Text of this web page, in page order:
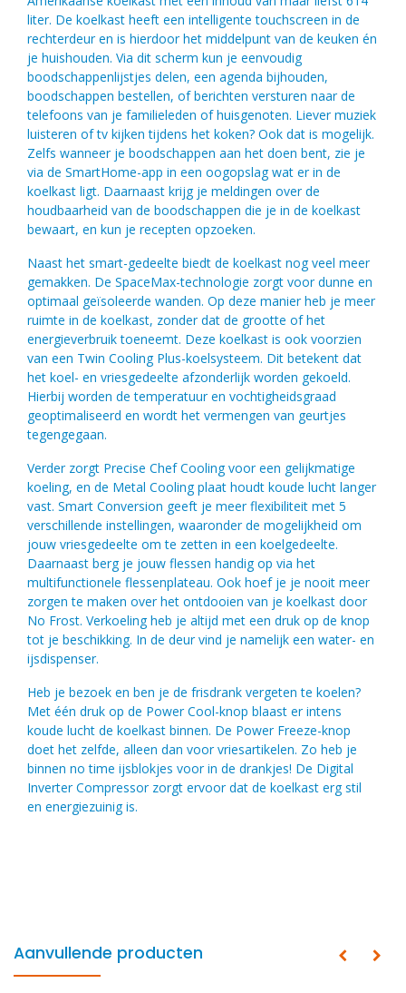
liter. De koelkast heeft een intelligente touchscreen in de
rechterdeur en is hierdoor het middelpunt van de keuken én
je huishouden. Via dit scherm kun je eenvoudig
boodschappenlijstjes delen, een agenda bijhouden,
boodschappen bestellen, of berichten versturen naar de
telefoons van je familieleden of huisgenoten. Liever muziek
luisteren of tv kijken tijdens het koken? Ook dat is mogelijk.
Zelfs wanneer je boodschappen aan het doen bent, zie je
via de SmartHome-app in een oogopslag wat er in de
koelkast ligt. Daarnaast krijg je meldingen over de
houdbaarheid van de boodschappen die je in de koelkast
bewaart, en kun je recepten opzoeken.
Naast het smart-gedeelte biedt de koelkast nog veel meer
gemakken. De SpaceMax-technologie zorgt voor dunne en
optimaal geïsoleerde wanden. Op deze manier heb je meer
ruimte in de koelkast, zonder dat de grootte of het
energieverbruik toeneemt. Deze koelkast is ook voorzien
van een Twin Cooling Plus-koelsysteem. Dit betekent dat
het koel- en vriesgedeelte afzonderlijk worden gekoeld.
Hierbij worden de temperatuur en vochtigheidsgraad
geoptimaliseerd en wordt het vermengen van geurtjes
tegengegaan.
Verder zorgt Precise Chef Cooling voor een gelijkmatige
koeling, en de Metal Cooling plaat houdt koude lucht langer
vast. Smart Conversion geeft je meer flexibiliteit met 5
verschillende instellingen, waaronder de mogelijkheid om
jouw vriesgedeelte om te zetten in een koelgedeelte.
Daarnaast berg je jouw flessen handig op via het
multifunctionele flessenplateau. Ook hoef je je nooit meer
zorgen te maken over het ontdooien van je koelkast door
No Frost. Verkoeling heb je altijd met een druk op de knop
tot je beschikking. In de deur vind je namelijk een water- en
ijsdispenser.
Heb je bezoek en ben je de frisdrank vergeten te koelen?
Met één druk op de Power Cool-knop blaast er intens
koude lucht de koelkast binnen. De Power Freeze-knop
doet het zelfde, alleen dan voor vriesartikelen. Zo heb je
binnen no time ijsblokjes voor in de drankjes! De Digital
Inverter Compressor zorgt ervoor dat de koelkast erg stil
en energiezuinig is.
Aanvullende producten